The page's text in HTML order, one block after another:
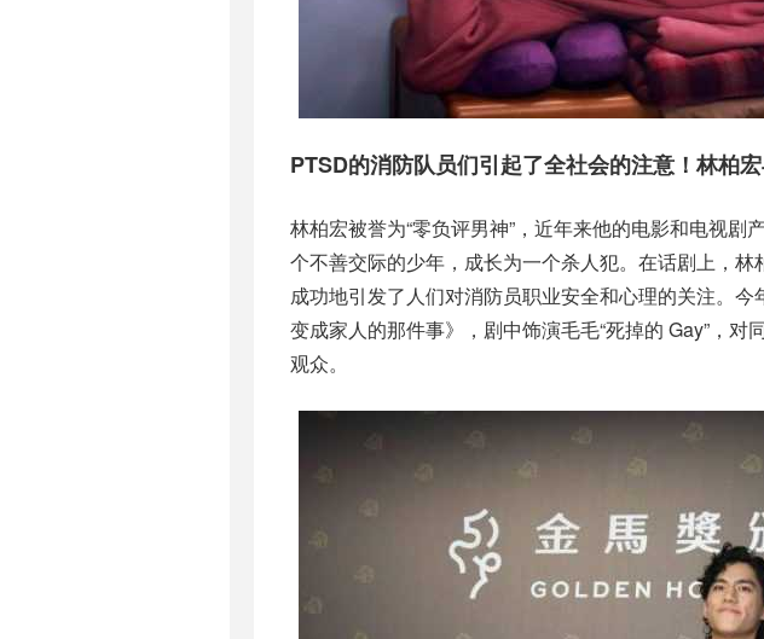
PTSD的消防队员们引起了全社会的注意！林柏
林柏宏被誉为“零负评男神”，近年来他的电影和电视
个不善交际的少年，成长为一个杀人犯。在话剧上，
成功地引发了人们对消防员职业安全和心理的关注。
变成家人的那件事》，剧中饰演毛毛“死掉的 Gay”，
观众。